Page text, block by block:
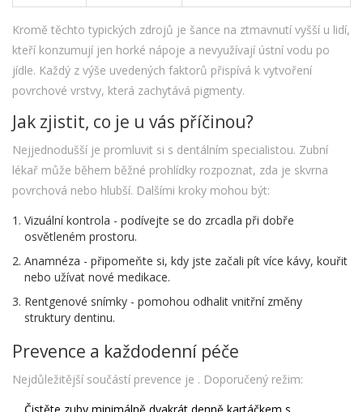
Kromě těchto typických zdrojů je šance na ztmavnutí vyšší u lidí,
kteří konzumují jen horké nápoje a nevyužívají ústní vodu po
jídle. Každý z výše uvedených faktorů přispívá k vytvoření
povrchové vrstvy, která zachytává pigmenty.
Jak zjistit, co je u vás příčinou?
Nejjednodušší je promluvit si s dentálním specialistou. Zubní
lékař může během běžné prohlídky rozpoznat, zda je skvrna
povrchová nebo hlubší. Dalšími kroky mohou být:
Vizuální kontrola - podívejte se do zrcadla při dobře
osvětleném prostoru.
Anamnéza - připomeňte si, kdy jste začali pít více kávy, kouřit
nebo užívat nové medikace.
Rentgenové snímky - pomohou odhalit vnitřní změny
struktury dentinu.
Prevence a každodenní péče
Nejdůležitější součástí prevence je . Doporučený režim: